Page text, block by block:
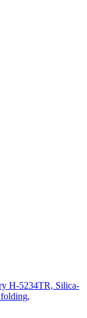
H-5234TR, Silica-